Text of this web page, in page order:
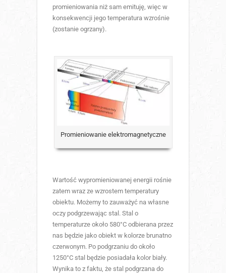
promieniowania niż sam emituję, więc w
konsekwencji jego temperatura wzrośnie
(zostanie ogrzany).
Promieniowanie elektromagnetyczne
Wartość wypromieniowanej energii rośnie
zatem wraz ze wzrostem temperatury
obiektu. Możemy to zauważyć na własne
oczy podgrzewając stal. Stal o
temperaturze około 580°C odbierana przez
nas będzie jako obiekt w kolorze brunatno
czerwonym. Po podgrzaniu do około
1250°C stal będzie posiadała kolor biały.
Wynika to z faktu, że stal podgrzana do